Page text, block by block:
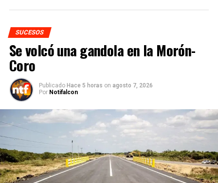
SUCESOS
Se volcó una gandola en la Morón-
Coro
Publicado Hace 5 horas on agosto 7, 2026
Por Notifalcon